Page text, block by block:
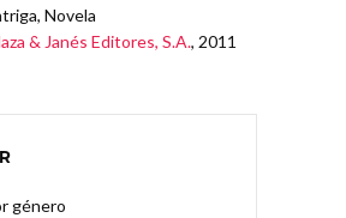
Novela
& Janés Editores, S.A., 2011
género